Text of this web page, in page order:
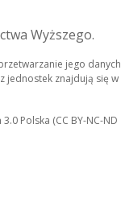
Wyższego.
jego danych
jednostek znajdują się w
Polska (CC BY-NC-ND